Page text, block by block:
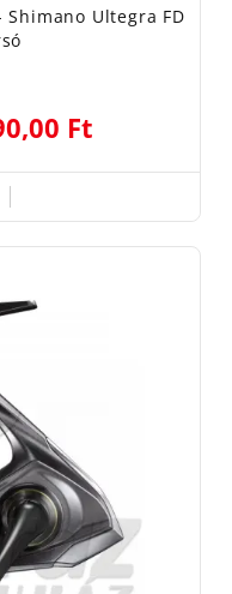
Shimano Ultegra FD
Ft